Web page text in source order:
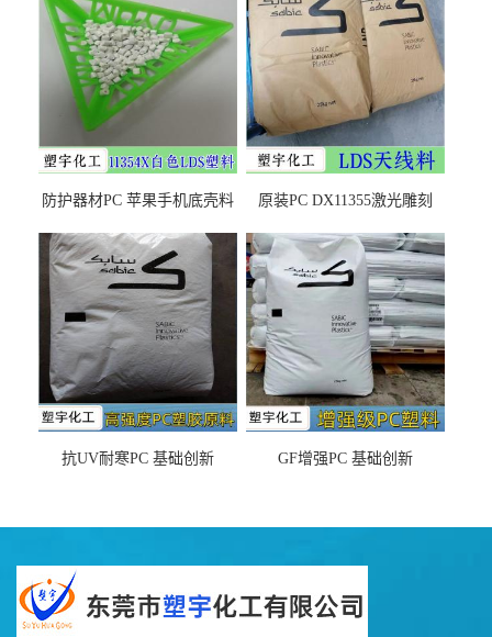
防护器材PC 苹果手机底壳料
之忧
原装PC DX11355激光雕刻
抗UV耐寒PC 基础创新
GF增强PC 基础创新